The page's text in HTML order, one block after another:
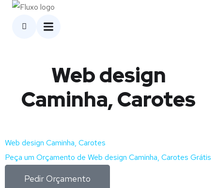
Web design
Caminha, Carotes
Web design Caminha, Carotes
Peça um Orçamento de Web design Caminha, Carotes Grátis
Pedir Orçamento